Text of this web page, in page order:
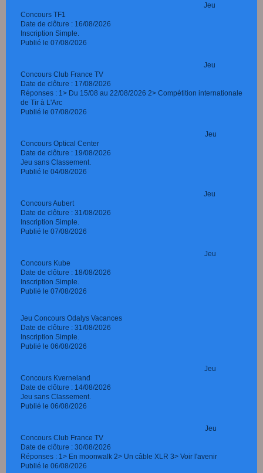
Jeu
Concours TF1
Date de clôture : 16/08/2026
Inscription Simple.
Publié le 07/08/2026
Jeu
Concours Club France TV
Date de clôture : 17/08/2026
Réponses : 1> Du 15/08 au 22/08/2026 2> Compétition internationale
de Tir à L'Arc
Publié le 07/08/2026
Jeu
Concours Optical Center
Date de clôture : 19/08/2026
Jeu sans Classement.
Publié le 04/08/2026
Jeu
Concours Aubert
Date de clôture : 31/08/2026
Inscription Simple.
Publié le 07/08/2026
Jeu
Concours Kube
Date de clôture : 18/08/2026
Inscription Simple.
Publié le 07/08/2026
Jeu Concours Odalys Vacances
Date de clôture : 31/08/2026
Inscription Simple.
Publié le 06/08/2026
Jeu
Concours Kverneland
Date de clôture : 14/08/2026
Jeu sans Classement.
Publié le 06/08/2026
Jeu
Concours Club France TV
Date de clôture : 30/08/2026
Réponses : 1> En moonwalk 2> Un câble XLR 3> Voir l'avenir
Publié le 06/08/2026